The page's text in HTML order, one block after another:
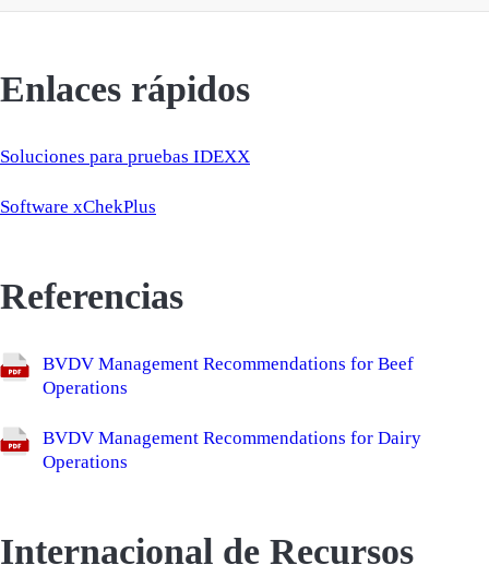
Enlaces rápidos
Soluciones para pruebas IDEXX
Software xChekPlus
Referencias
BVDV Management Recommendations for Beef
Operations
BVDV Management Recommendations for Dairy
Operations
Internacional de Recursos